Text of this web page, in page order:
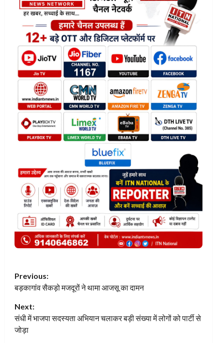
P
o
s
t
Previous:
बड़कागांव सैकड़ो मजदूरों ने थामा आजसू का दामन
Next:
संधी में भाजपा सदस्यता अभियान चलाकर बड़ी संख्या में लोगों को पार्टी से
जोड़ा